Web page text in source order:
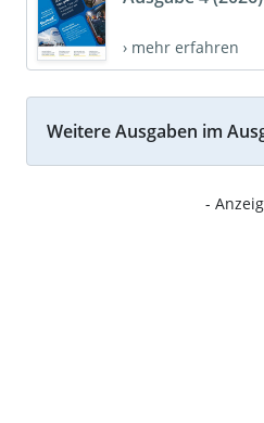
› mehr erfahren
Weitere Ausgaben im
-